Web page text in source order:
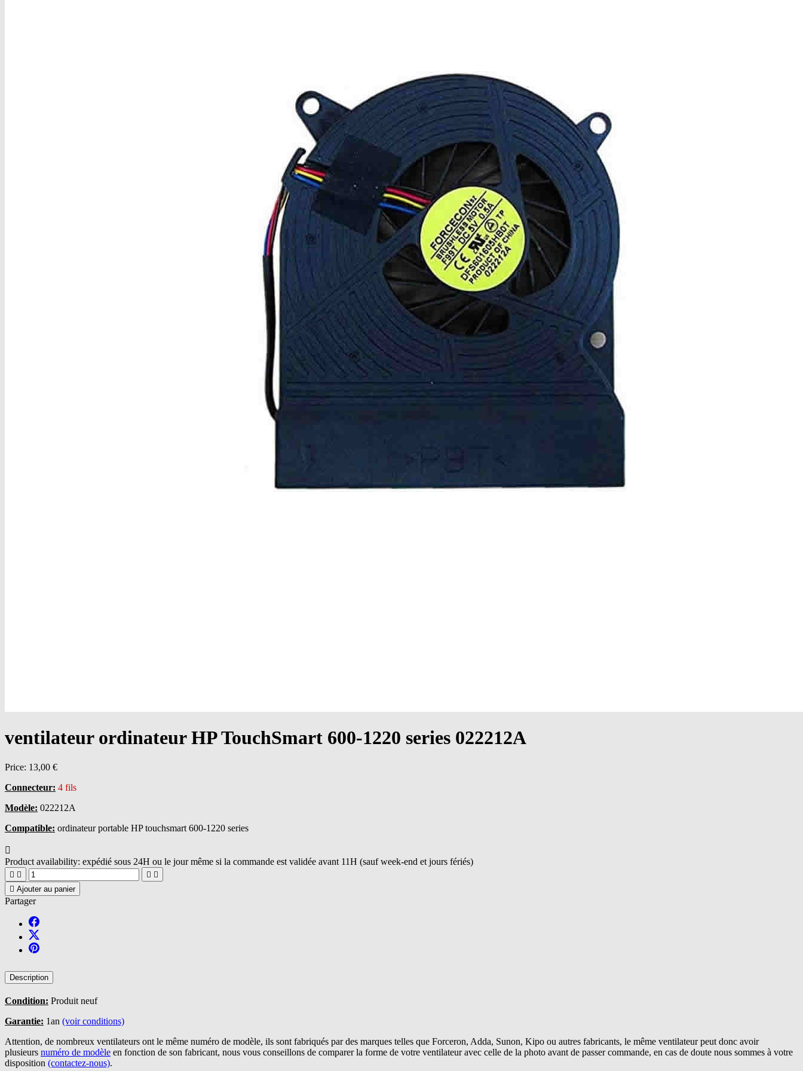
ventilateur ordinateur HP TouchSmart 600-1220 series 022212A
Price: 13,00 €
Connecteur: 4 fils
Modèle: 022212A
Compatible: ordinateur portable HP touchsmart 600-1220 series

Product availability: expédié sous 24H ou le jour même si la commande est validée avant 11H (sauf week-end et jours fériés)
   
 Ajouter au panier
Partager
Description
Condition: Produit neuf
Garantie: 1an (voir conditions)
Attention, de nombreux ventilateurs ont le même numéro de modèle, ils sont fabriqués par des marques telles que Forceron, Adda, Sunon, Kipo ou autres fabricants, le même ventilateur peut donc avoir
plusieurs numéro de modèle en fonction de son fabricant, nous vous conseillons de comparer la forme de votre ventilateur avec celle de la photo avant de passer commande, en cas de doute nous sommes à votre
disposition (contactez-nous).